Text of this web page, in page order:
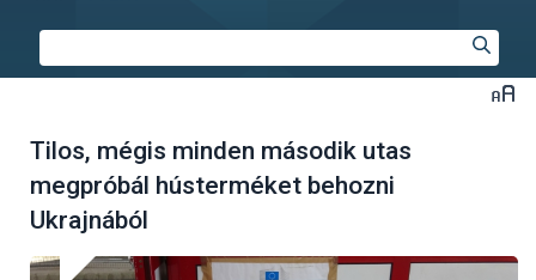
Tilos, mégis minden második utas
megpróbál hústerméket behozni
Ukrajnából